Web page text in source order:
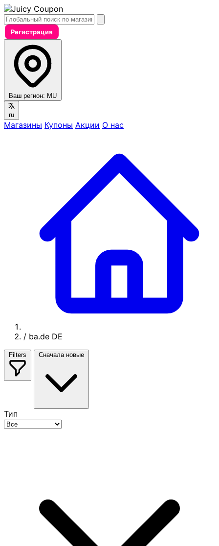
Регистрация
Ваш регион: MU
ru
Магазины Купоны Акции О нас
/ ba.de DE
Filters Сначала новые
Тип